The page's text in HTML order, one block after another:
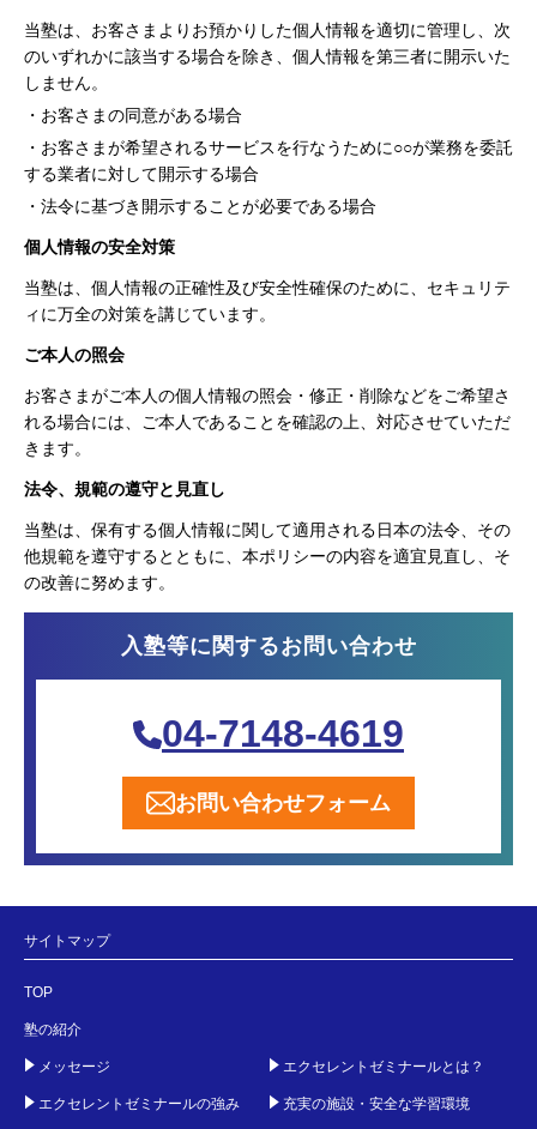
当塾は、お客さまよりお預かりした個人情報を適切に管理し、次
のいずれかに該当する場合を除き、個人情報を第三者に開示いた
しません。
お客さまの同意がある場合
お客さまが希望されるサービスを行なうために○○が業務を委託
する業者に対して開示する場合
法令に基づき開示することが必要である場合
個人情報の安全対策
当塾は、個人情報の正確性及び安全性確保のために、セキュリテ
ィに万全の対策を講じています。
ご本人の照会
お客さまがご本人の個人情報の照会・修正・削除などをご希望さ
れる場合には、ご本人であることを確認の上、対応させていただ
きます。
法令、規範の遵守と見直し
当塾は、保有する個人情報に関して適用される日本の法令、その
他規範を遵守するとともに、本ポリシーの内容を適宜見直し、そ
の改善に努めます。
入塾等に関するお問い合わせ
04-7148-4619
お問い合わせフォーム
サイトマップ
TOP
塾の紹介
メッセージ エクセレントゼミナールとは？
エクセレントゼミナールの強み 充実の施設・安全な学習環境